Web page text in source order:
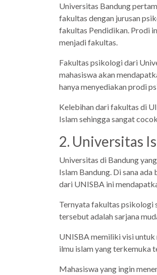
Universitas Bandung
fakultas dengan jurusan
fakultas Pendidikan. Prodi
menjadi fakultas.
Fakultas psikologi dari
mahasiswa akan
hanya menyediakan prodi
Kelebihan dari fakultas di
Islam sehingga sangat
2. Universitas
Universitas di Bandung
Islam Bandung. Di sana
dari UNISBA ini
Ternyata fakultas psikologi
tersebut adalah sarjana
UNISBA memiliki visi
ilmu islam yang terkemuka
Mahasiswa yang ingin